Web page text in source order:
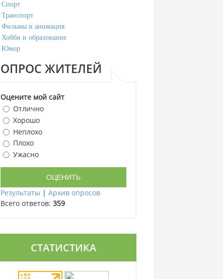
Спорт
Транспорт
Фильмы и анимация
Хобби и образование
Юмор
ОПРОС ЖИТЕЛЕЙ
Оцените мой сайт
Отлично
Хорошо
Неплохо
Плохо
Ужасно
Результаты | Архив опросов
Всего ответов: 359
СТАТИСТИКА